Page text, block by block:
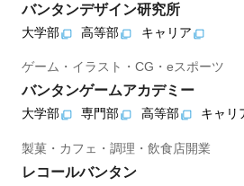
バンタンデザイン研究所
大学部 高等部 キャリア
ゲーム・イラスト・CG・eスポーツ
バンタンゲームアカデミー
大学部 専門部 高等部 キャリ
製菓・カフェ・調理・飲食店開業
レコールバンタン